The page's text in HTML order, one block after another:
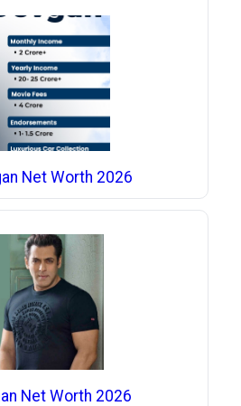
Net Worth 2026
Net Worth 2026